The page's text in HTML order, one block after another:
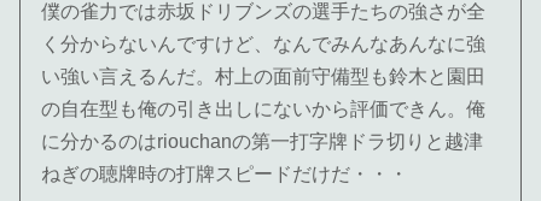
僕の雀力では赤坂ドリブンズの選手たちの強さが全
く分からないんですけど、なんでみんなあんなに強
い強い言えるんだ。村上の面前守備型も鈴木と園田
の自在型も俺の引き出しにないから評価できん。俺
に分かるのはriouchanの第一打字牌ドラ切りと越津
ねぎの聴牌時の打牌スピードだけだ・・・